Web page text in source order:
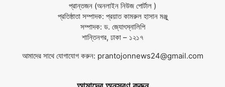
প্রান্তজন (অনলাইন নিউজ পোর্টাল )
প্রতিষ্ঠাতা সম্পাদক: প্রয়াত কামরুল হাসান মঞ্জু
সম্পাদক: ড. জ্যোৎস্নালিপি
শান্তিনগর, ঢাকা – ১২১৭
আমাদের সাথে যোগাযোগ করুন: prantojonnews24@gmail.com